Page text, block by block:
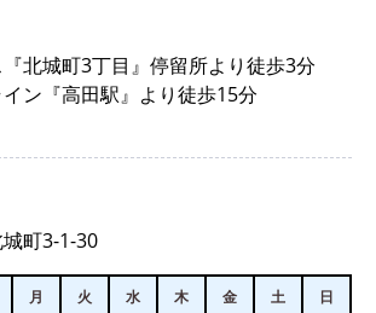
北城町3丁目』停留所より徒歩3分
ン『高田駅』より徒歩15分
町3-1-30
月 火 水 木 金 土 日